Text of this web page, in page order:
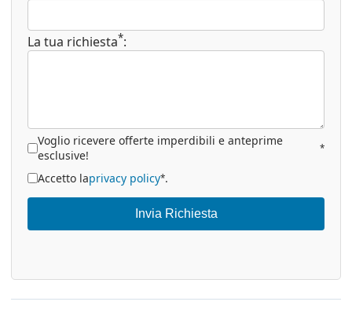
La tua richiesta*:
Voglio ricevere offerte imperdibili e anteprime
esclusive!
*
Accetto laprivacy policy*.
Invia Richiesta